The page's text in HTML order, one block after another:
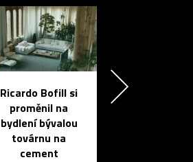
Ricardo Bofill si
proměnil na
bydlení bývalou
továrnu na
cement